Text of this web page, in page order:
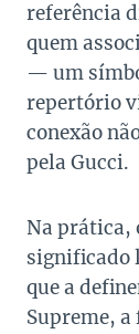
referência
quem
— um
repertório
conexão
pela Gucci.
Na prática,
significado
que a
Supreme, a